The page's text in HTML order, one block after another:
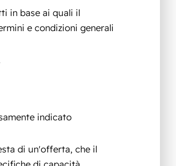
in base ai quali il
e condizioni generali
indicato
di un'offerta, che il